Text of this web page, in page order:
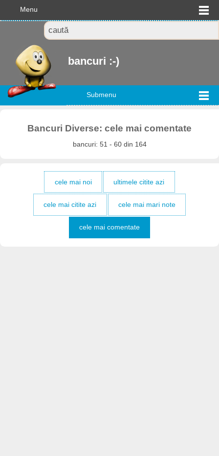
Menu
bancuri :-)
Submenu
Bancuri Diverse: cele mai comentate
bancuri: 51 - 60 din 164
cele mai noi ultimele citite azi
cele mai citite azi cele mai mari note
cele mai comentate